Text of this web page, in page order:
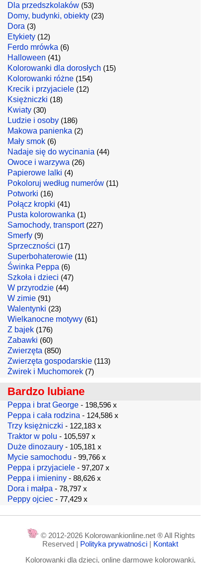
Dla przedszkolaków (53)
Domy, budynki, obiekty (23)
Dora (3)
Etykiety (12)
Ferdo mrówka (6)
Halloween (41)
Kolorowanki dla dorosłych (15)
Kolorowanki różne (154)
Krecik i przyjaciele (12)
Księżniczki (18)
Kwiaty (30)
Ludzie i osoby (186)
Makowa panienka (2)
Mały smok (6)
Nadaje się do wycinania (44)
Owoce i warzywa (26)
Papierowe lalki (4)
Pokoloruj według numerów (11)
Potworki (16)
Połącz kropki (41)
Pusta kolorowanka (1)
Samochody, transport(227)
Smerfy (9)
Sprzeczności (17)
Superbohaterowie (11)
Świnka Peppa (6)
Szkoła i dzieci (47)
W przyrodzie (44)
W zimie (91)
Walentynki (23)
Wielkanocne motywy (61)
Z bajek (176)
Zabawki (60)
Zwierzęta (850)
Zwierzęta gospodarskie (113)
Żwirek i Muchomorek (7)
Bardzo lubiane
Peppa i brat George - 198,596 x
Peppa i cała rodzina - 124,586 x
Trzy księżniczki - 122,183 x
Traktor w polu - 105,597 x
Duże dinozaury - 105,181 x
Mycie samochodu - 99,766 x
Peppa i przyjaciele - 97,207 x
Peppa i imieniny - 88,626 x
Dora i małpa - 78,797 x
Peppy ojciec - 77,429 x
© 2012-2026 Kolorowankionline.net ® All Rights
Reserved | Polityka prywatności | Kontakt
Kolorowanki dla dzieci, online darmowe kolorowanki,